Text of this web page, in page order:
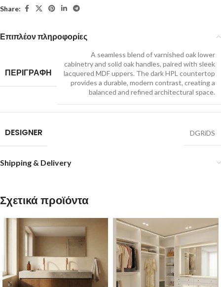
Share:
Επιπλέον πληροφορίες
ΠΕΡΙΓΡΑΦΗ
A seamless blend of varnished oak lower
cabinetry and solid oak handles, paired with sleek
lacquered MDF uppers. The dark HPL countertop
provides a durable, modern contrast, creating a
balanced and refined architectural space.
DESIGNER DGRiDS
Shipping & Delivery
Σχετικά προϊόντα